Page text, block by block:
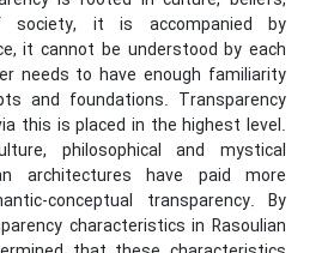
society, it is accompanied by
it cannot be understood by each
needs to have enough familiarity
and foundations. Transparency
this is placed in the highest level.
philosophical and mystical
architectures have paid more
conceptual transparency. By
characteristics in Rasoulian